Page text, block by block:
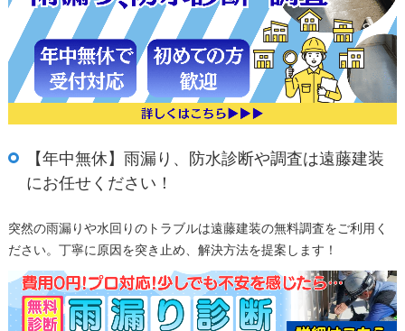
【年中無休】雨漏り、防水診断や調査は遠藤建装
にお任せください！
突然の雨漏りや水回りのトラブルは遠藤建装の無料調査をご利用く
ださい。丁寧に原因を突き止め、解決方法を提案します！